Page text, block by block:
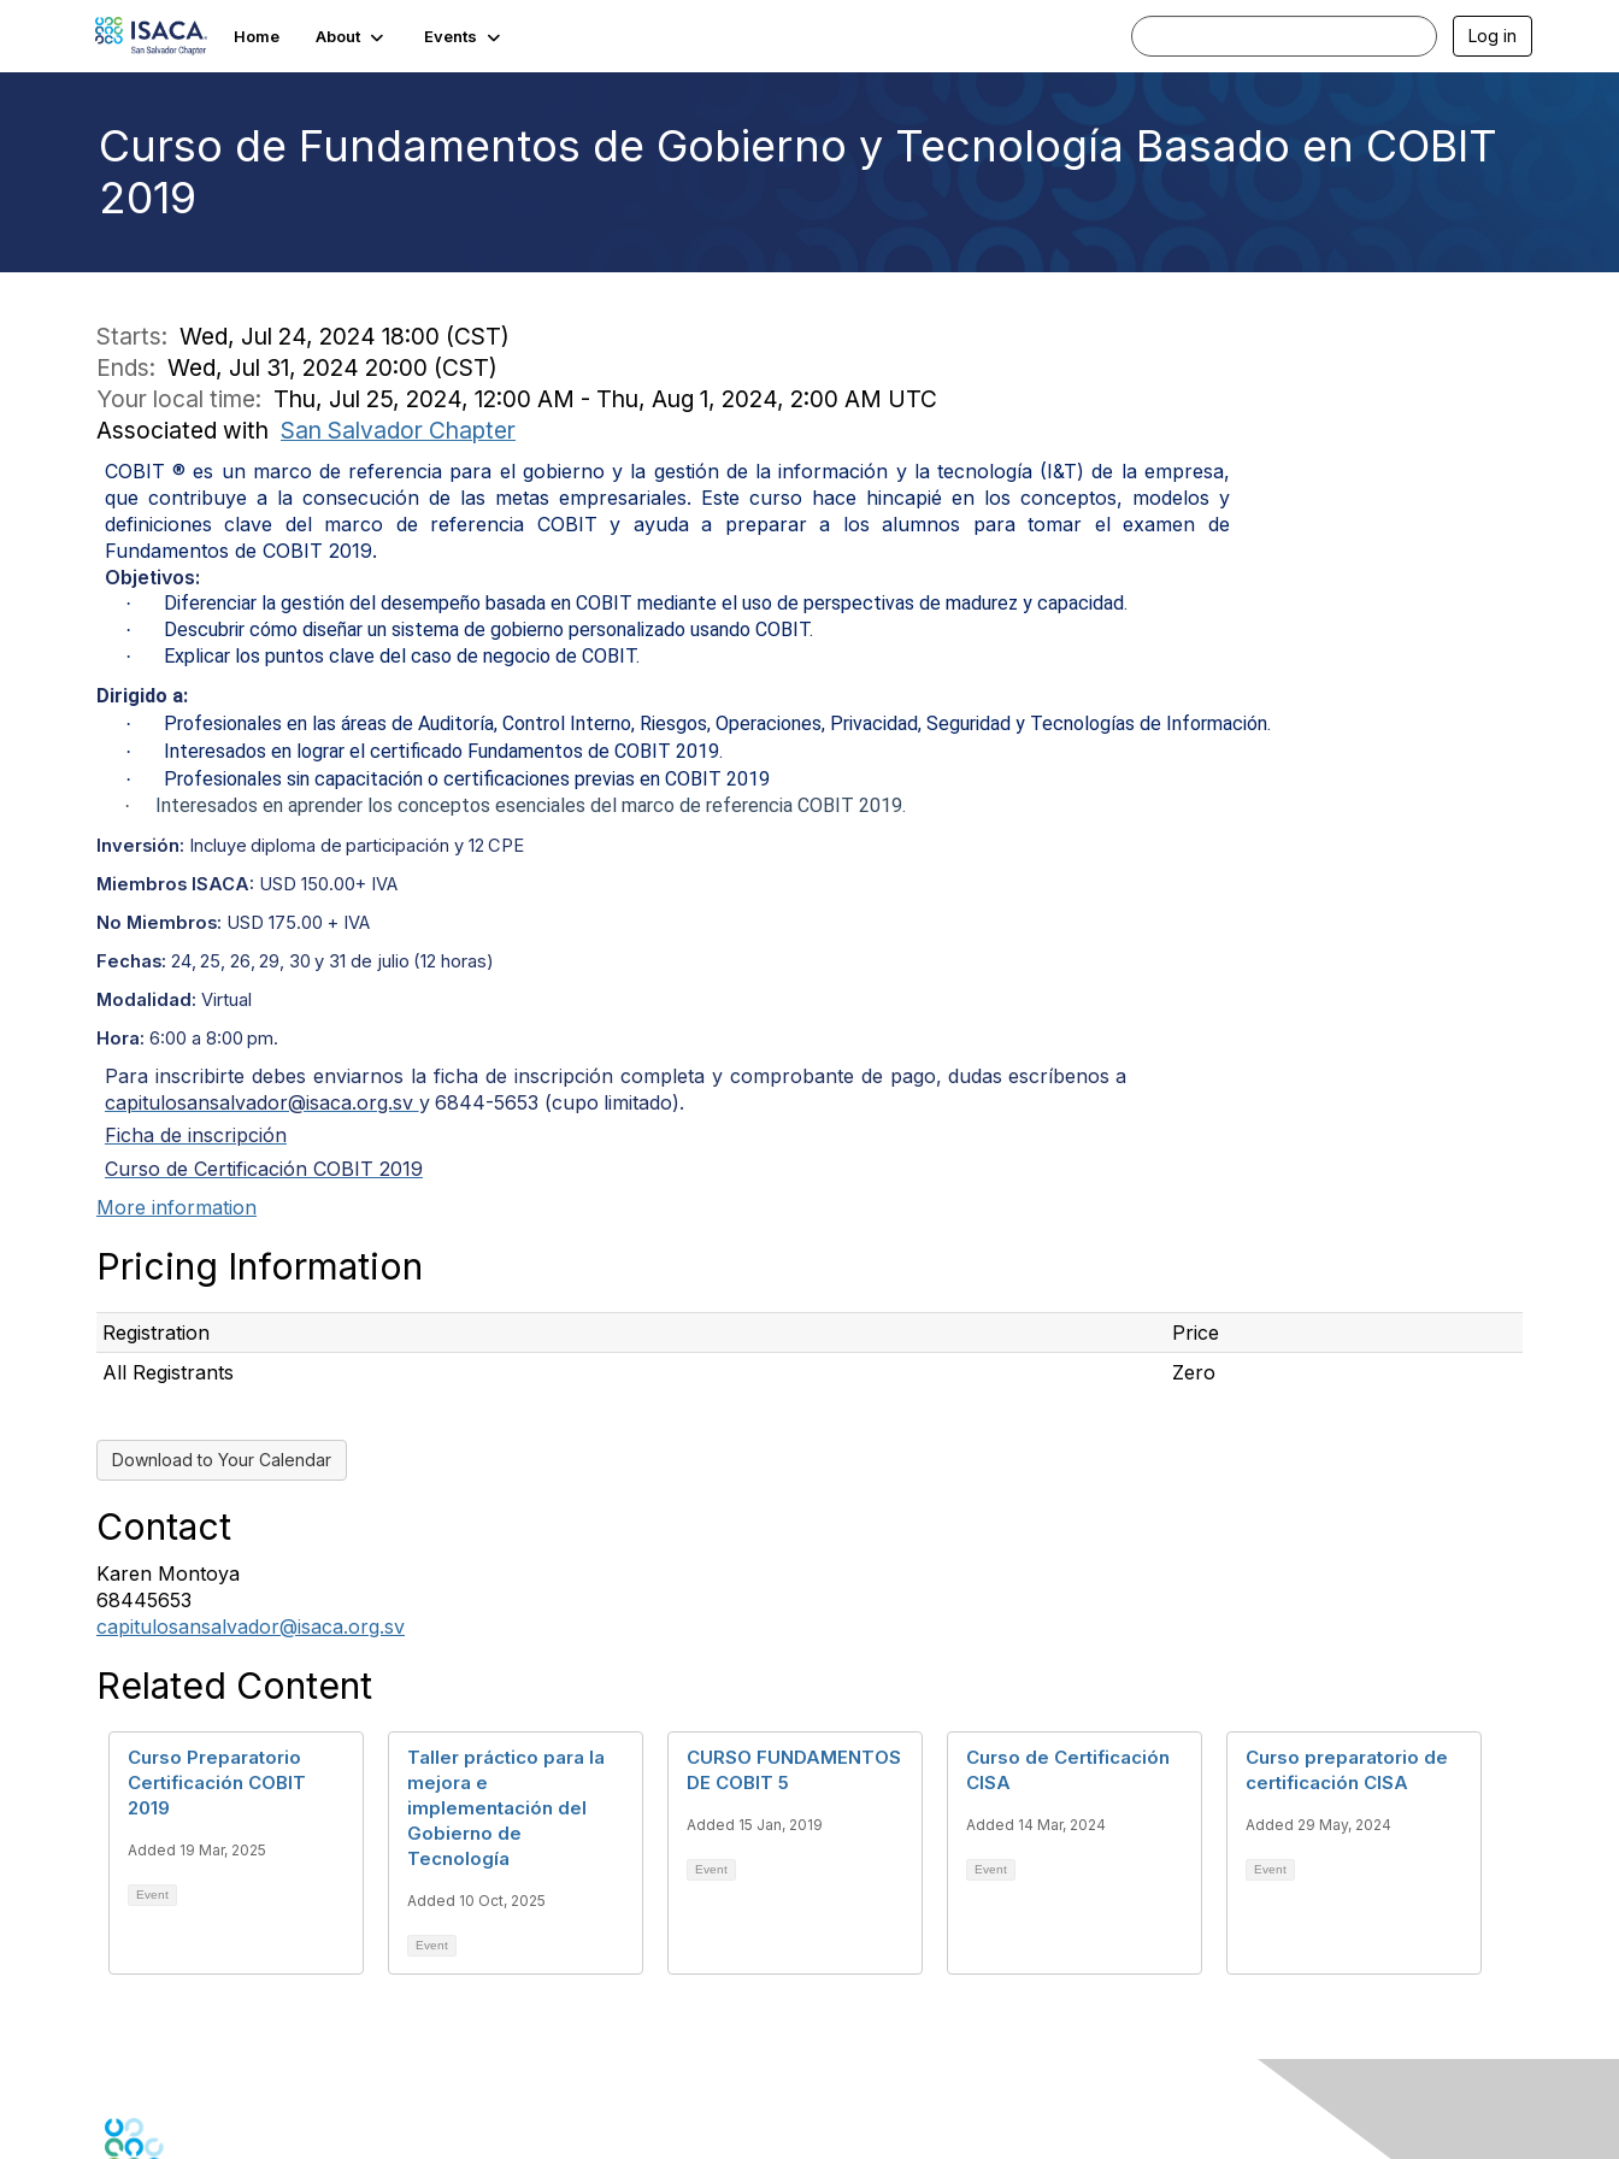
Home About Events Log in
Curso de Fundamentos de Gobierno y Tecnología Basado en COBIT
2019
Starts: Wed, Jul 24, 2024 18:00 (CST)
Ends: Wed, Jul 31, 2024 20:00 (CST)
Your local time: Thu, Jul 25, 2024, 12:00 AM - Thu, Aug 1, 2024, 2:00 AM UTC
Associated with San Salvador Chapter
COBIT ® es un marco de referencia para el gobierno y la gestión de la información y la tecnología (I&T) de la empresa,
que contribuye a la consecución de las metas empresariales. Este curso hace hincapié en los conceptos, modelos y
definiciones clave del marco de referencia COBIT y ayuda a preparar a los alumnos para tomar el examen de
Fundamentos de COBIT 2019.
Objetivos:
· Diferenciar la gestión del desempeño basada en COBIT mediante el uso de perspectivas de madurez y capacidad.
· Descubrir cómo diseñar un sistema de gobierno personalizado usando COBIT.
·
Explicar los puntos clave del caso de negocio de COBIT.
Dirigido a:
· Profesionales en las áreas de Auditoría, Control Interno, Riesgos, Operaciones, Privacidad, Seguridad y Tecnologías de Información.
· Interesados en lograr el certificado Fundamentos de COBIT 2019.
· Profesionales sin capacitación o certificaciones previas en COBIT 2019
· Interesados en aprender los conceptos esenciales del marco de referencia COBIT 2019.
Inversión: Incluye diploma de participación y 12 CPE
Miembros ISACA: USD 150.00+ IVA
No Miembros: USD 175.00 + IVA
Fechas: 24, 25, 26, 29, 30 y 31 de julio (12 horas)
Modalidad: Virtual
Hora: 6:00 a 8:00 pm.
Para inscribirte debes enviarnos la ficha de inscripción completa y comprobante de pago, dudas escríbenos a
capitulosansalvador@isaca.org.sv y 6844-5653 (cupo limitado).
Ficha de inscripción
Curso de Certificación COBIT 2019
More information
Pricing Information
Registration
Price
All Registrants
Zero
Download to Your Calendar
Contact
Karen Montoya
68445653
capitulosansalvador@isaca.org.sv
Related Content
Curso Preparatorio
Certificación COBIT
2019
Added 19 Mar, 2025
Event
Taller práctico para la
mejora e
implementación del
Gobierno de
Tecnología
Added 10 Oct, 2025
Event
CURSO FUNDAMENTOS
DE COBIT 5
Added 15 Jan, 2019
Event
Curso de Certificación
CISA
Added 14 Mar, 2024
Event
Curso preparatorio de
certificación CISA
Added 29 May, 2024
Event